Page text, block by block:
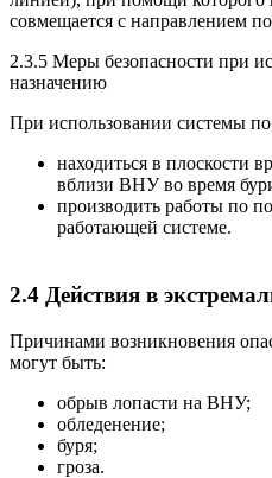
совмещается с направлением
2.3.5 Меры безопасности при
назначению
При использовании системы
находиться в плоскости
вблизи ВНУво время
производить работы по
работающей системе.
2.4 Действия в
Причинами возникновения
могут быть:
обрыв лопасти на ВНУ;
обледенение;
буря;
гроза.